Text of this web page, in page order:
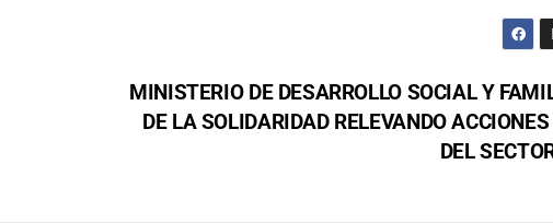
MINISTERIO DE DESARROLLO SOCIAL Y
DE LA SOLIDARIDAD RELEVANDO
DEL